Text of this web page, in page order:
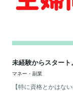
未経験からスター
マネー・副業
【特に資格とかはな